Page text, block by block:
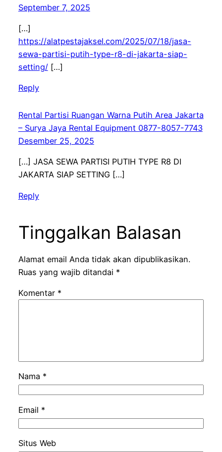
September 7, 2025
[…]
https://alatpestajaksel.com/2025/07/18/jasa-
sewa-partisi-putih-type-r8-di-jakarta-siap-
setting/[…]
Reply
Rental Partisi Ruangan Warna Putih Area Jakarta
– Surya Jaya Rental Equipment 0877-8057-7743
Desember 25, 2025
[…] JASA SEWA PARTISI PUTIH TYPE R8 DI
JAKARTA SIAP SETTING […]
Reply
Tinggalkan Balasan
Alamat email Anda tidak akan dipublikasikan.
Ruas yang wajib ditandai *
Komentar *
Nama *
Email *
Situs Web